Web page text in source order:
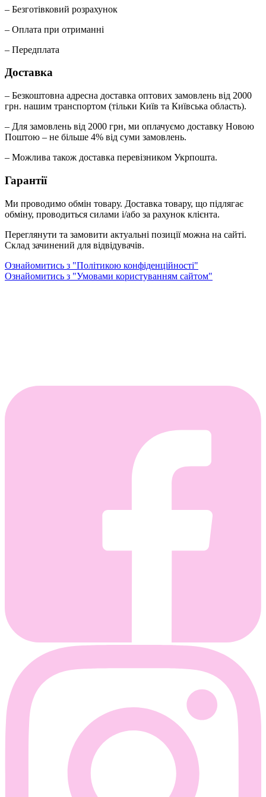
– Безготівковий розрахунок
– Оплата при отриманні
– Передплата
Доставка
– Безкоштовна адресна доставка оптових замовлень від 2000
грн. нашим транспортом (тільки Київ та Київська область).
– Для замовлень від 2000 грн, ми оплачуємо доставку Новою
Поштою – не більше 4% від суми замовлень.
– Можлива також доставка перевізником Укрпошта.
Гарантії
Ми проводимо обмін товару. Доставка товару, що підлягає
обміну, проводиться силами і/або за рахунок клієнта.
Переглянути та замовити актуальні позиції можна на сайті.
Склад зачинений для відвідувачів.
Ознайомитись з "Політикою конфіденційності"
Ознайомитись з "Умовами користуванням сайтом"